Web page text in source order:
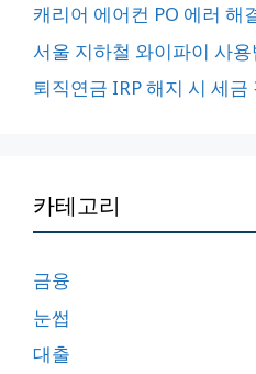
캐리어 에어컨 PO 에러 해
서울 지하철 와이파이 사
퇴직연금 IRP 해지 시 세
카테고리
금융
눈썹
대출